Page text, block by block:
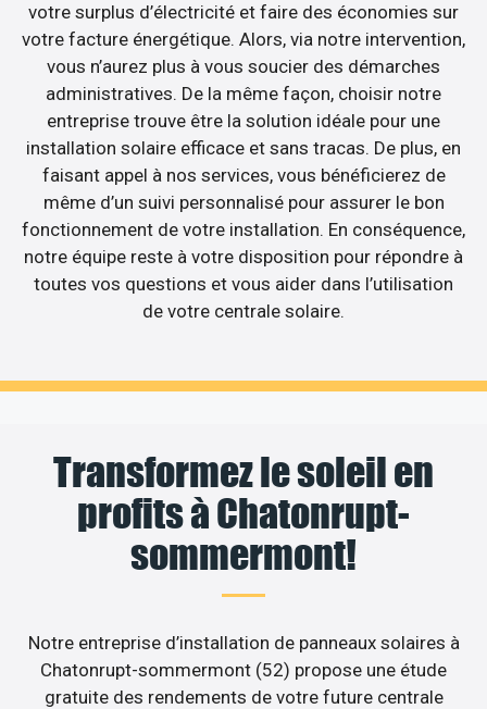
votre surplus d’électricité et faire des économies sur
votre facture énergétique. Alors, via notre intervention,
vous n’aurez plus à vous soucier des démarches
administratives. De la même façon, choisir notre
entreprise trouve être la solution idéale pour une
installation solaire efficace et sans tracas. De plus, en
faisant appel à nos services, vous bénéficierez de
même d’un suivi personnalisé pour assurer le bon
fonctionnement de votre installation. En conséquence,
notre équipe reste à votre disposition pour répondre à
toutes vos questions et vous aider dans l’utilisation
de votre centrale solaire.
Transformez le soleil en
profits à Chatonrupt-
sommermont!
Notre entreprise d’installation de panneaux solaires à
Chatonrupt-sommermont (52) propose une étude
gratuite des rendements de votre future centrale